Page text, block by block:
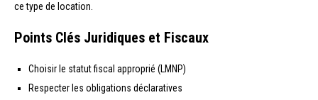
ce type de location.
Points Clés Juridiques et Fiscaux
Choisir le statut fiscal approprié (LMNP)
Respecter les obligations déclaratives